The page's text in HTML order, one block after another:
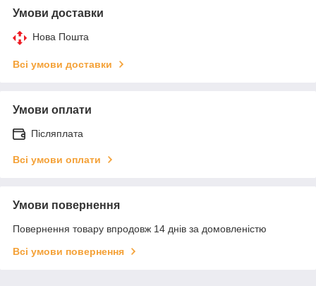
Умови доставки
Нова Пошта
Всі умови доставки
Умови оплати
Післяплата
Всі умови оплати
Умови повернення
Повернення товару впродовж 14 днів за домовленістю
Всі умови повернення